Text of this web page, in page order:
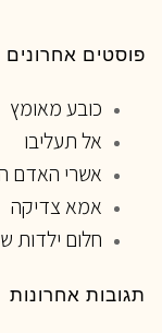
פוסטים אחרונים
כובע מאומץ
אל תעליבו
אשרי האדם
אמא צדיקה
חלום ילדות
תגובות אחרונות